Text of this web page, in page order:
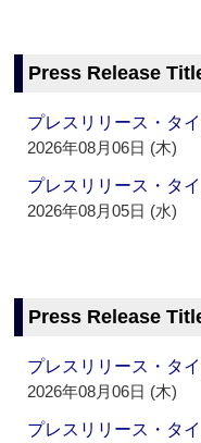
Press Release
プレスリリース・タ
2026年08月06日 (木)
プレスリリース・タ
2026年08月05日 (水)
Press Release
プレスリリース・タ
2026年08月06日 (木)
プレスリリース・タ